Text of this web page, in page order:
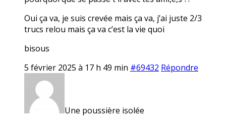
Oui ça va, je suis crevée mais ça va, j’ai juste 2/3
trucs relou mais ça va c’est la vie quoi
bisous
5 février 2025 à 17 h 49 min #69432 Répondre
Une poussière isolée